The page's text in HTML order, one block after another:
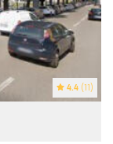
4.4 (11)